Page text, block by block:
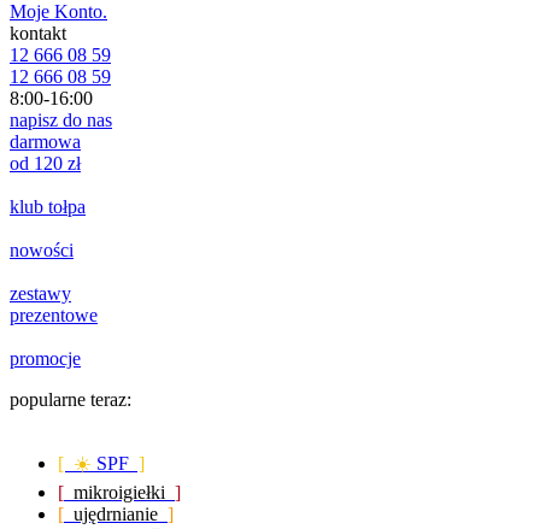
Moje Konto.
kontakt
12 666 08 59
12 666 08 59
8:00-16:00
napisz do nas
darmowa
od 120 zł
klub tołpa
nowości
zestawy
prezentowe
promocje
popularne teraz:
[ ☀️ SPF ]
[ mikroigiełki ]
[ ujędrnianie ]